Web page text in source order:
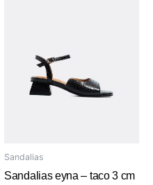
Sandalias
Sandalias eyna – taco 3 cm